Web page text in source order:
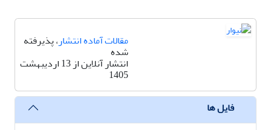
مقالات آماده انتشار، پذیرفته
شده
انتشار آنلاین از 13 اردیبهشت
1405
فایل ها